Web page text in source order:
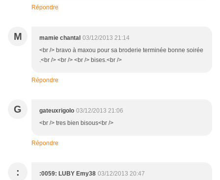
Répondre
M mamie chantal 03/12/2013 21:14
<br /> bravo à maxou pour sa broderie terminée bonne soirée
.<br /> <br /> <br /> bises.<br />
Répondre
G gateuxrigolo 03/12/2013 21:06
<br /> tres bien bisous<br />
Répondre
: :0059: LUBY Emy38 03/12/2013 20:47